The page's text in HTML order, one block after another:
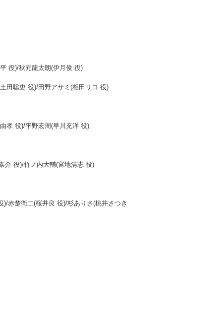
役)/秋元龍太朗(伊月俊 役)
田聡史 役)/田野アサミ(相田リコ 役)
孝 役)/平野宏周(早川充洋 役)
介 役)/竹ノ内大輔(宮地清志 役)
赤楚衛二(桜井良 役)/杉ありさ(桃井さつき